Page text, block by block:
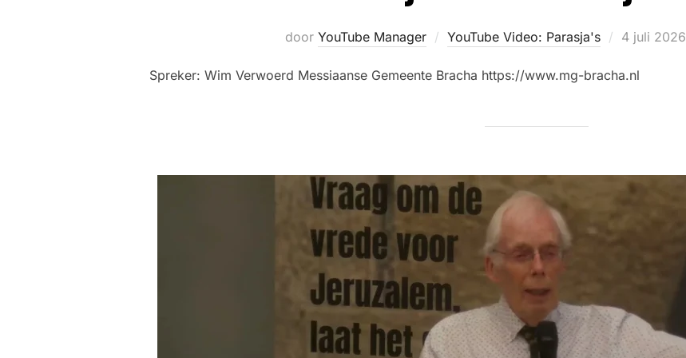
door YouTube Manager YouTube Video: Parasja's 4 juli 2026
Spreker: Wim Verwoerd Messiaanse Gemeente Bracha https://www.mg-bracha.nl